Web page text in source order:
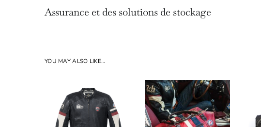
Assurance et des solutions de stockage
YOU MAY ALSO LIKE…